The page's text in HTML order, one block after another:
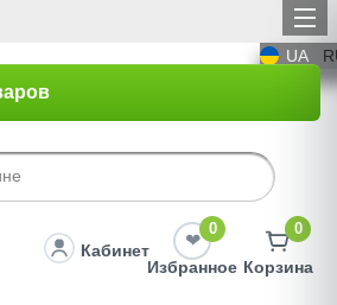
UA
Кабинет
0
Избранное
0
Корзина